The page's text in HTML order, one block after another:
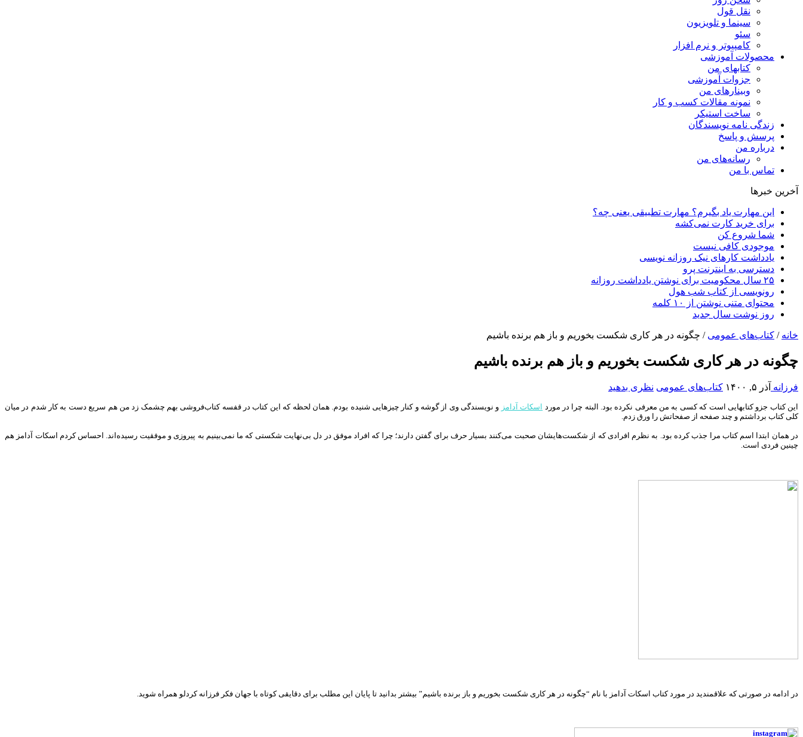
نقل قول
سینما و تلویزیون
سئو
کامپیوتر و نرم افزار
محصولات آموزشی
کتابهای من
جزوات آموزشی
وبینارهای من
نمونه مقالات کسب و کار
ساخت استیکر
زندگی نامه نویسندگان
پرسش و پاسخ
درباره من
رسانه‌ها‌ی من
تماس با من
آخرین خبرها
این مهارت یاد بگیرم؟ مهارت تطبیقی یعنی چه؟
برای خرید کارت نمی‌‌کشه
شما شروع کن
موجودی کافی نیست
یادداشت کارهای نیک روزانه نویسی
دسترسی به اینترنت پرو
۲۵ سال محکومیت برای نوشتن یادداشت روزانه
رونویسی از کتاب شب هول
محتوای متنی نوشتن از ۱۰ کلمه
روز نوشت سال جدید
خانه / کتاب‌های عمومی / چگونه در هر کاری شکست بخوریم و باز هم برنده باشیم
چگونه در هر کاری شکست بخوریم و باز هم برنده باشیم
فرزانه آذر ۵, ۱۴۰۰ کتاب‌های عمومی نظری بدهید
این کتاب جزو کتابهایی است که کسی به من معرفی نکرده بود. البته چرا در مورد اسکات آدامز و نویسندگی وی از گوشه و کنار چیزهایی شنیده بودم. همان لحظه که این کتاب در قفسه کتاب‌فروشی بهم چشمک زد من هم سریع دست به کار شدم در میان
کلی کتاب برداشتم و چند صفحه از صفحاتش را ورق زدم.
در همان ابتدا اسم کتاب مرا جذب کرده بود. به نظرم افرادی که از شکست‌هایشان صحبت می‌کنند بسیار حرف برای گفتن دارند؛ چرا که افراد موفق در دل بی‌نهایت شکستی که ما نمی‌بینیم به پیروزی و موفقیت رسیده‌اند. احساس کردم اسکات آدامز هم
چینین فردی است.
در ادامه در صورتی که علاقمندید در مورد کتاب اسکات آدامز با نام “چگونه در هر کاری شکست بخوریم و باز برنده باشیم” بیشتر بدانید تا پایان این مطلب برای دقایقی کوتاه با جهان فکر فرزانه کردلو همراه شوید.